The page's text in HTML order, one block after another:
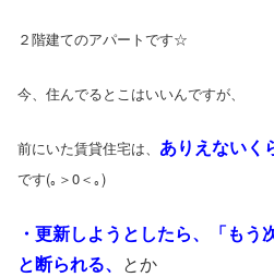
２階建てのアパートです☆
今、住んでるとこはいいんですが、
前にいた賃貸住宅は、 ありえないく
です(｡＞0＜｡)
・更新しようとしたら、「もう
と断られる、 とか